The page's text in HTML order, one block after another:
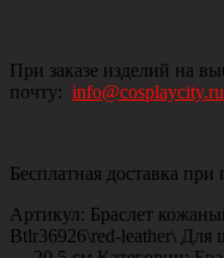
При заказе изделий на
почту: info@cosplaycity.ru
Бесплатная доставка
Артикул: Браслет
Btlr36926\red-leather\ Для